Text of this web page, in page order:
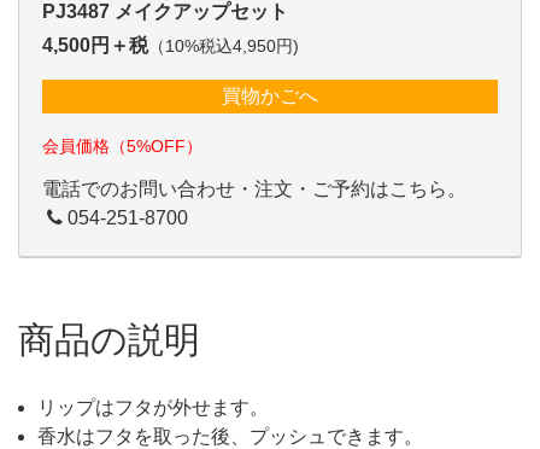
PJ3487 メイクアップセット
4,500円＋税（10%税込4,950円)
買物かごへ
会員価格（5%OFF）
電話でのお問い合わせ・注文・ご予約はこちら。
054-251-8700
商品の説明
リップはフタが外せます。
香水はフタを取った後、プッシュできます。